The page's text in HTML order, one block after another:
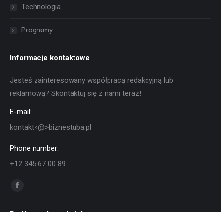
Technologia
Programy
Informacje kontaktowe
Jesteś zainteresowany współpracą redakcyjną lub
reklamową? Skontaktuj się z nami teraz!
E-mail:
kontakt<@>biznestuba.pl
Phone number:
+12 345 67 00 89
Znajdź nas na: